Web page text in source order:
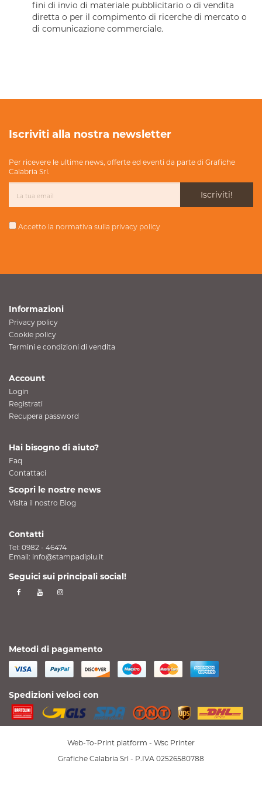
fini di invio di materiale pubblicitario o di vendita
diretta o per il compimento di ricerche di mercato o
di comunicazione commerciale.
Iscriviti alla nostra newsletter
Per ricevere le ultime news, offerte ed eventi da parte di Grafiche
Calabria Srl.
Iscriviti!
Accetto la normativa sulla privacy policy
Informazioni
Privacy policy
Cookie policy
Termini e condizioni di vendita
Account
Login
Registrati
Recupera password
Hai bisogno di aiuto?
Faq
Contattaci
Scopri le nostre news
Visita il nostro Blog
Contatti
Tel: 0982 - 46474
Email: info@stampadipiu.it
Seguici sui principali social!
Metodi di pagamento
Spedizioni veloci con
Web-To-Print platform - Wsc Printer
Grafiche Calabria Srl - P.IVA 02526580788